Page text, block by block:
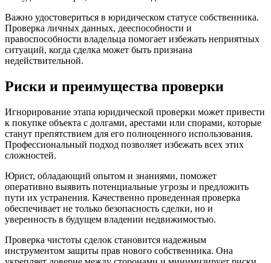
Важно удостовериться в юридическом статусе собственника.
Проверка личных данных, дееспособности и
правоспособности владельца помогает избежать неприятных
ситуаций, когда сделка может быть признана
недействительной.
Риски и преимущества проверки
Игнорирование этапа юридической проверки может привести
к покупке объекта с долгами, арестами или спорами, которые
станут препятствием для его полноценного использования.
Профессиональный подход позволяет избежать всех этих
сложностей.
Юрист, обладающий опытом и знаниями, поможет
оперативно выявить потенциальные угрозы и предложить
пути их устранения. Качественно проведенная проверка
обеспечивает не только безопасность сделки, но и
уверенность в будущем владении недвижимостью.
Проверка чистоты сделок становится надежным
инструментом защиты прав нового собственника. Она